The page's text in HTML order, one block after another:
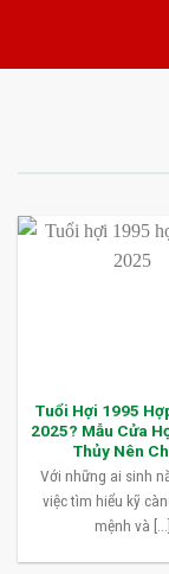
Tuổi Hợi 1995
2025? Mẫu Cửa
Thủy Nên
Với những ai sinh
việc tìm hiểu kỹ
mệnh và [...]